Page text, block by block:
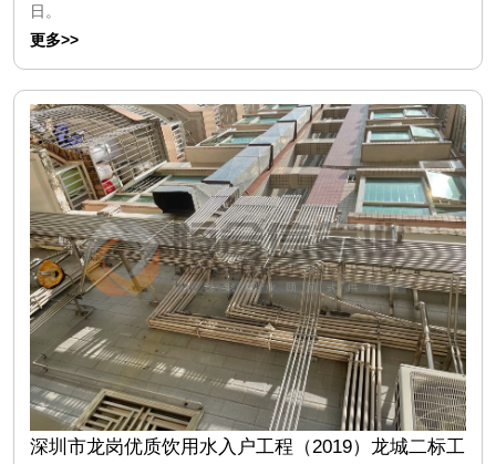
日。
更多>>
深圳市龙岗优质饮用水入户工程（2019）龙城二标工